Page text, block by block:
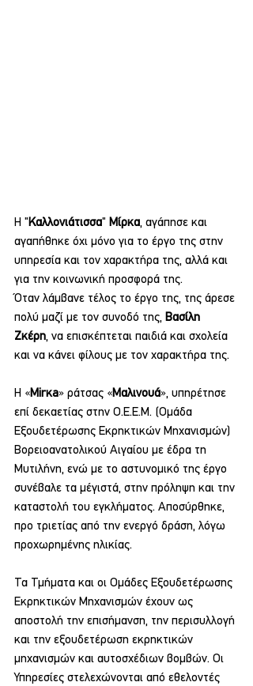
Η "Καλλονιάτισσα" Μίρκα, αγάπησε και
αγαπήθηκε όχι μόνο για το έργο της στην
υπηρεσία και τον χαρακτήρα της, αλλά και
για την κοινωνική προσφορά της.
Όταν λάμβανε τέλος το έργο της, της άρεσε
πολύ μαζί με τον συνοδό της, Βασίλη
Ζκέρη, να επισκέπτεται παιδιά και σχολεία
και να κάνει φίλους με τον χαρακτήρα της.
Η «Mirκa» ράτσας «Μαλινουά», υπηρέτησε
επί δεκαετίας στην Ο.Ε.Ε.Μ. (Ομάδα
Εξουδετέρωσης Εκρηκτικών Μηχανισμών)
Βορειοανατολικού Αιγαίου με έδρα τη
Μυτιλήνη, ενώ με το αστυνομικό της έργο
συνέβαλε τα μέγιστά, στην πρόληψη και την
καταστολή του εγκλήματος. Αποσύρθηκε,
προ τριετίας από την ενεργό δράση, λόγω
προχωρημένης ηλικίας.
Τα Τμήματα και οι Ομάδες Εξουδετέρωσης
Εκρηκτικών Μηχανισμών έχουν ως
αποστολή την επισήμανση, την περισυλλογή
και την εξουδετέρωση εκρηκτικών
μηχανισμών και αυτοσχέδιων βομβών. Οι
Υπηρεσίες στελεχώνονται από εθελοντές